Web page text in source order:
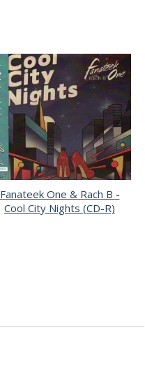
Fanateek One & Rach B -
Cool City Nights (CD-R)